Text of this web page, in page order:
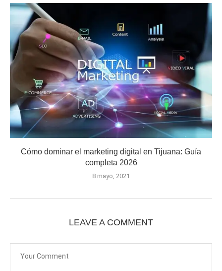
Cómo dominar el marketing digital en Tijuana: Guía
completa 2026
8 mayo, 2021
LEAVE A COMMENT